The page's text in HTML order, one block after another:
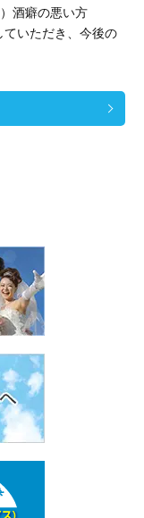
酒癖の悪い方
いただき、今後の